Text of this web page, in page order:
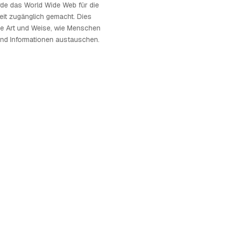
das World Wide Web für die
zugänglich gemacht. Dies
Art und Weise, wie Menschen
Informationen austauschen.